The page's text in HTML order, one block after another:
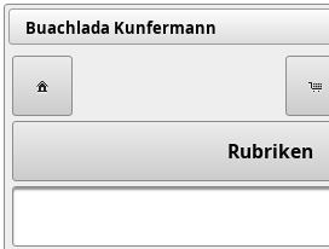
Buachlada Kunfermann
Rubriken